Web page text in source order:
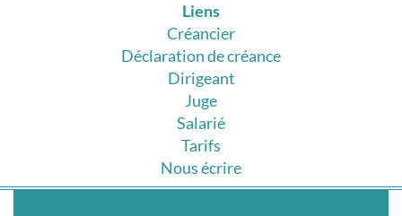
Liens
Créancier
Déclaration de créance
Dirigeant
Juge
Salarié
Tarifs
Nous écrire